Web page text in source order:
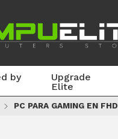
by
Upgrade
Elite
PC PARA GAMING EN FHD